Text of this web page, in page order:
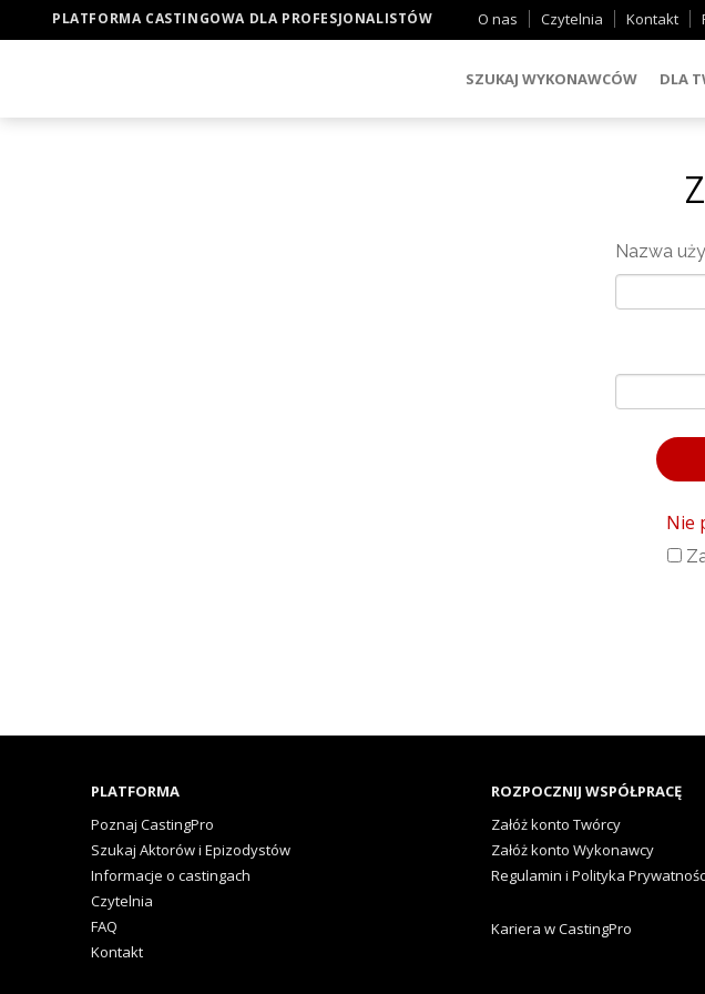
PLATFORMA CASTINGOWA DLA PROFESJONALISTÓW O nas Czytelnia Kontakt
SZUKAJ WYKONAWCÓW DLA
Nazwa
Nie
PLATFORMA
Poznaj CastingPro
Szukaj Aktorów i Epizodystów
Informacje o castingach
Czytelnia
FAQ
Kontakt
ROZPOCZNIJ WSPÓŁPRACĘ
Załóż konto Twórcy
Załóż konto Wykonawcy
Regulamin i Polityka
Kariera w CastingPro